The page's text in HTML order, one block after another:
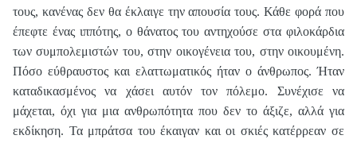
τους, κανένας δεν θα έκλαιγε την απουσία τους. Κάθε φορά που
έπεφτε ένας ιππότης, ο θάνατος του αντηχούσε στα φιλοκάρδια
των συμπολεμιστών του, στην οικογένεια του, στην οικουμένη.
Πόσο εύθραυστος και ελαττωματικός ήταν ο άνθρωπος. Ήταν
καταδικασμένος να χάσει αυτόν τον πόλεμο. Συνέχισε να
μάχεται, όχι για μια ανθρωπότητα που δεν το άξιζε, αλλά για
εκδίκηση. Τα μπράτσα του έκαιγαν και οι σκιές κατέρρεαν σε